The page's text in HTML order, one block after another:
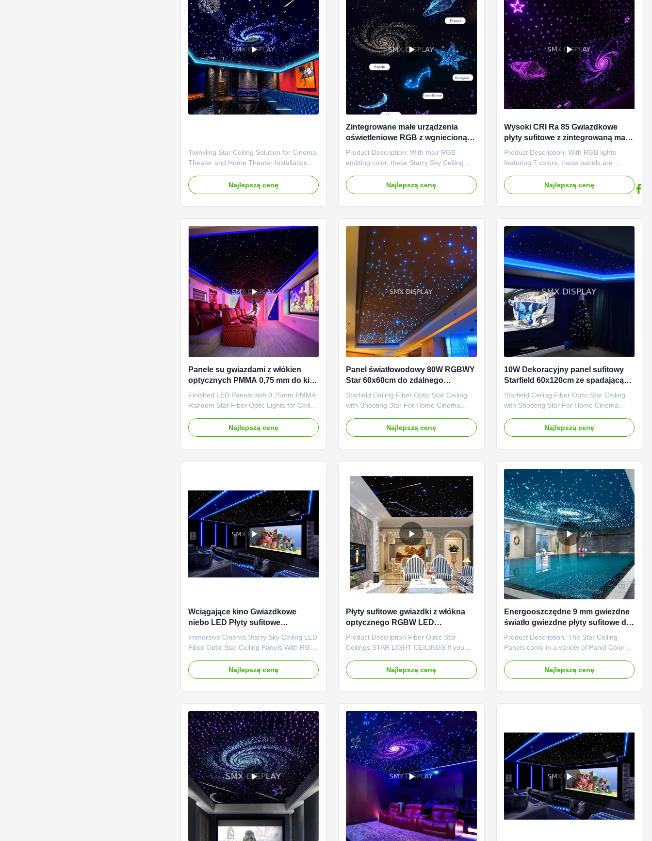
Twinkling Star Ceiling Solution for Cinema
Theater and Home Theater Installation
panels redefine convenience. Designed
for a seamless and quick installation
Najlepszą cenę
Zintegrowane małe urządzenia
oświetleniowe RGB z wgniecioną
gwiazdą LED Stropy dla
temperatury roboczej od -25 do 55
Product Description: With their RGB
emitting color, these Starry Sky Ceiling
range of beautiful and vivid colors that can
be customized to suit any mood or
Najlepszą cenę
Wysoki CRI Ra 85 Gwiazdkowe
płyty sufitowe z zintegrowaną małą
jednostką światła RGB i kolorem
emitującym RGB
Product Description: With RGB lights
featuring 7 colors, these panels are
you want. Change the color scheme to fit
your mood or event – from calming blues
Najlepszą cenę
Panele su gwiazdami z włókien
optycznych PMMA 0,75 mm do kina
domowego
Finished LED Panels with 0.75mm PMMA
Random Star Fiber Optic Lights for Ceiling
panels are designed for quick and hassle-
free installation, making them ideal for
Najlepszą cenę
Panel światłowodowy 80W RGBWY
Star 60x60cm do zdalnego
sterowania kinem domowym
Starfield Ceiling Fiber Optic Star Ceiling
with Shooting Star For Home Cinema
realistic star field effect for you,perfect for
Home Theaters, Media Rooms, Rec
Najlepszą cenę
10W Dekoracyjny panel sufitowy
Starfield 60x120cm ze spadającą
gwiazdą
Starfield Ceiling Fiber Optic Star Ceiling
with Shooting Star For Home Cinema
realistic star field effect for you. Ideal for
Home Theaters, Media Rooms, Rec
Najlepszą cenę
Wciągające kino Gwiazdkowe
niebo LED Płyty sufitowe
gwiazdkowe z włóknem optycznym
z kolorami RGB i białymi
Immersive Cinema Starry Sky Ceiling LED
Fiber Optic Star Ceiling Panels With RGB
music and media rooms and bedrooms,
star ceilings create a stunning ambiance
Najlepszą cenę
Płyty sufitowe gwiazdki z włókna
optycznego RGBW LED
oświetlenie
Product Description Fiber Optic Star
Ceilings STAR LIGHT CEILINGS If you
entertainment setup, star ceiling lights can
bring an incredible atmosphere to your
Najlepszą cenę
Energooszczędne 9 mm gwiezdne
światło gwiezdne płyty sufitowe dla
temperatury roboczej -25 55 U2103
0,5 W dla basenu
Product Description: The Star Ceiling
Panels come in a variety of Panel Colors
Blue, Picture Printed, and White. This
makes it easy to find the perfect match for
Najlepszą cenę